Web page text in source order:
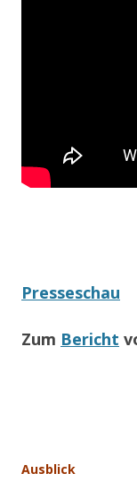
Presseschau
Zum Bericht
Ausblick